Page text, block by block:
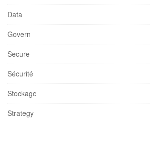
Data
Govern
Secure
Sécurité
Stockage
Strategy